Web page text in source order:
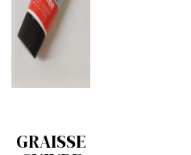
GRAISSE